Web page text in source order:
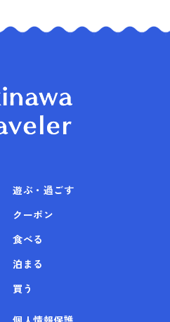
遊ぶ・過ごす
クーポン
食べる
泊まる
買う